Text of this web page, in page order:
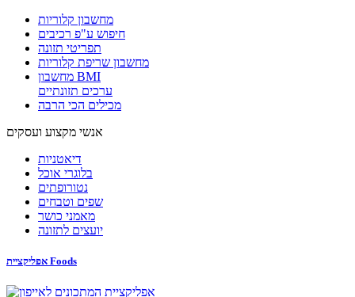
מחשבון קלוריות
חיפוש ע"פ רכיבים
תפריטי תזונה
מחשבון שריפת קלוריות
מחשבון BMI
ערכים תזונתיים
מכילים הכי הרבה
אנשי מקצוע ועסקים
דיאטניות
בלוגרי אוכל
נטורופתים
שפים וטבחים
מאמני כושר
יועצים לתזונה
אפליקציית Foods